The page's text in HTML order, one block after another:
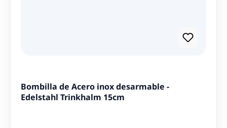
Bombilla de Acero inox desarmable -
Edelstahl Trinkhalm 15cm